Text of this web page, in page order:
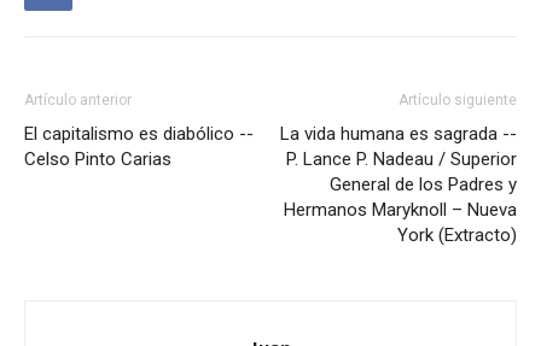
Artículo anterior
El capitalismo es diabólico --
Celso Pinto Carias
Artículo siguiente
La vida humana es sagrada --
P. Lance P. Nadeau / Superior
General de los Padres y
Hermanos Maryknoll – Nueva
York (Extracto)